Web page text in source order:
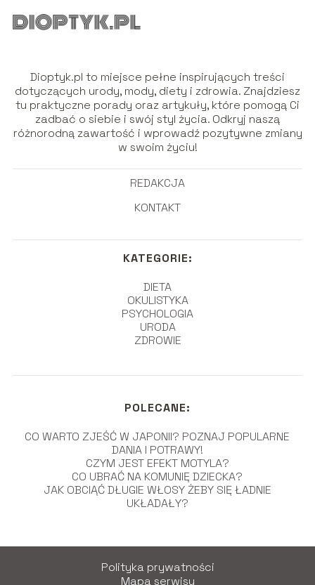
Dioptyk.pl to miejsce pełne inspirujących treści
dotyczących urody, mody, diety i zdrowia. Znajdziesz
tu praktyczne porady oraz artykuły, które pomogą Ci
zadbać o siebie i swój styl życia. Odkryj naszą
różnorodną zawartość i wprowadź pozytywne zmiany
w swoim życiu!
REDAKCJA
KONTAKT
KATEGORIE:
DIETA
OKULISTYKA
PSYCHOLOGIA
URODA
ZDROWIE
POLECANE:
CO WARTO ZJEŚĆ W JAPONII? POZNAJ POPULARNE
DANIA I POTRAWY!
CZYM JEST EFEKT MOTYLA?
CO UBRAĆ NA KOMUNIĘ DZIECKA?
JAK OBCIĄĆ DŁUGIE WŁOSY ŻEBY SIĘ ŁADNIE
UKŁADAŁY?
Polityka prywatności
Mapa serwisu